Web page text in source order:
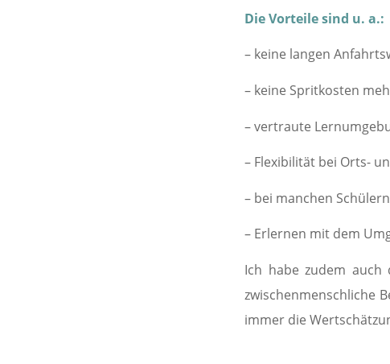
Die Vorteile sind u. a.:
– keine langen
– keine Spritkosten
– vertraute
– Flexibilität bei Orts-
– bei manchen
– Erlernen mit dem
Ich habe zudem auch
zwischenmenschliche
immer die